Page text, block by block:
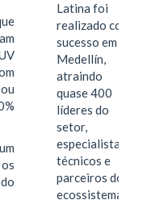
Latina foi
realizado com
sucesso em
Medellín,
atraindo
quase 400
líderes do
setor,
especialistas
técnicos e
parceiros do
ecossistema.…